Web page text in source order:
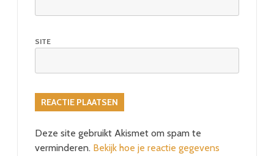
SITE
Deze site gebruikt Akismet om spam te
verminderen. Bekijk hoe je reactie gegevens